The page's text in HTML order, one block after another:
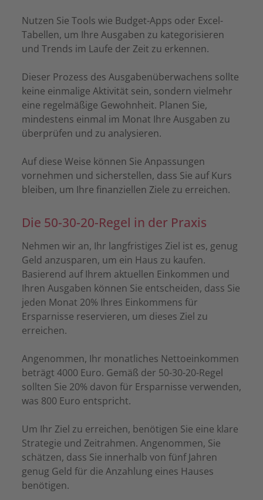
Nutzen Sie Tools wie Budget-Apps oder Excel-
Tabellen, um Ihre Ausgaben zu kategorisieren
und Trends im Laufe der Zeit zu erkennen.
Dieser Prozess des Ausgabenüberwachens sollte
keine einmalige Aktivität sein, sondern vielmehr
eine regelmäßige Gewohnheit. Planen Sie,
mindestens einmal im Monat Ihre Ausgaben zu
überprüfen und zu analysieren.
Auf diese Weise können Sie Anpassungen
vornehmen und sicherstellen, dass Sie auf Kurs
bleiben, um Ihre finanziellen Ziele zu erreichen.
Die 50-30-20-Regel in der Praxis
Nehmen wir an, Ihr langfristiges Ziel ist es, genug
Geld anzusparen, um ein Haus zu kaufen.
Basierend auf Ihrem aktuellen Einkommen und
Ihren Ausgaben können Sie entscheiden, dass Sie
jeden Monat 20% Ihres Einkommens für
Ersparnisse reservieren, um dieses Ziel zu
erreichen.
Angenommen, Ihr monatliches Nettoeinkommen
beträgt 4000 Euro. Gemäß der 50-30-20-Regel
sollten Sie 20% davon für Ersparnisse verwenden,
was 800 Euro entspricht.
Um Ihr Ziel zu erreichen, benötigen Sie eine klare
Strategie und Zeitrahmen. Angenommen, Sie
schätzen, dass Sie innerhalb von fünf Jahren
genug Geld für die Anzahlung eines Hauses
benötigen.